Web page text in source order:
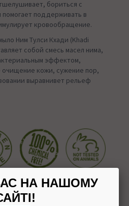
бориться с
поддерживать в
кровообращение.
Ним Тулси Кхади (Khadi
собой смесь масел нима,
эффектом,
очищение кожи, сужение пор,
выравнивет рельеф
НА НАШОМУ